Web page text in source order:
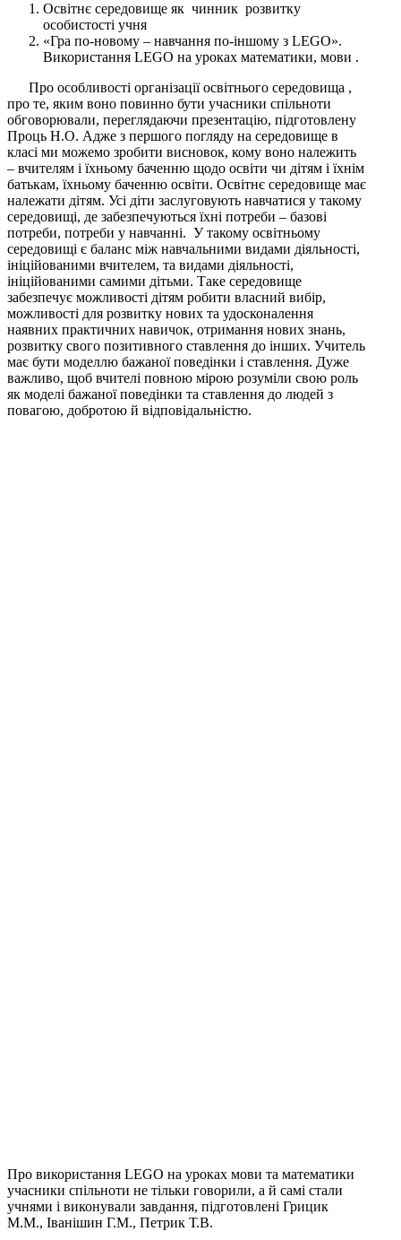
Освітнє середовище як чинник розвитку
особистості учня
«Гра по-новому – навчання по-іншому з LEGO».
Використання LEGO на уроках математики, мови .
Про особливості організації освітнього середовища ,
про те, яким воно повинно бути учасники спільноти
обговорювали, переглядаючи презентацію, підготовлену
Проць Н.О. Адже з першого погляду на середовище в
класі ми можемо зробити висновок, кому воно належить
– вчителям і їхньому баченню щодо освіти чи дітям і їхнім
батькам, їхньому баченню освіти. Освітнє середовище має
належати дітям. Усі діти заслуговують навчатися у такому
середовищі, де забезпечуються їхні потреби – базові
потреби, потреби у навчанні. У такому освітньому
середовищі є баланс між навчальними видами діяльності,
ініційованими вчителем, та видами діяльності,
ініційованими самими дітьми. Таке середовище
забезпечує можливості дітям робити власний вибір,
можливості для розвитку нових та удосконалення
наявних практичних навичок, отримання нових знань,
розвитку свого позитивного ставлення до інших. Учитель
має бути моделлю бажаної поведінки і ставлення. Дуже
важливо, щоб вчителі повною мірою розуміли свою роль
як моделі бажаної поведінки та ставлення до людей з
повагою, добротою й відповідальністю.
Про використання LEGO на уроках мови та математики
учасники спільноти не тільки говорили, а й самі стали
учнями і виконували завдання, підготовлені Грицик
М.М., Іванішин Г.М., Петрик Т.В.